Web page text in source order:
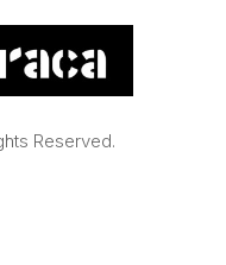
Reserved.